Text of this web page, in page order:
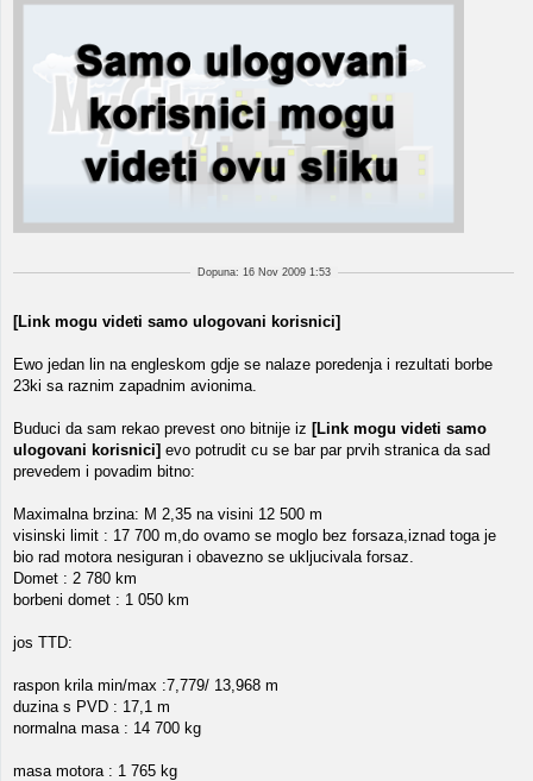
Dopuna: 16 Nov 2009 1:53
[Link mogu videti samo ulogovani korisnici]
Ewo jedan lin na engleskom gdje se nalaze poredenja i rezultati borbe
23ki sa raznim zapadnim avionima.
Buduci da sam rekao prevest ono bitnije iz [Link mogu videti samo
ulogovani korisnici] evo potrudit cu se bar par prvih stranica da sad
prevedem i povadim bitno:
Maximalna brzina: M 2,35 na visini 12 500 m
visinski limit : 17 700 m,do ovamo se moglo bez forsaza,iznad toga je
bio rad motora nesiguran i obavezno se ukljucivala forsaz.
Domet : 2 780 km
borbeni domet : 1 050 km
jos TTD:
raspon krila min/max :7,779/ 13,968 m
duzina s PVD : 17,1 m
normalna masa : 14 700 kg
masa motora : 1 765 kg